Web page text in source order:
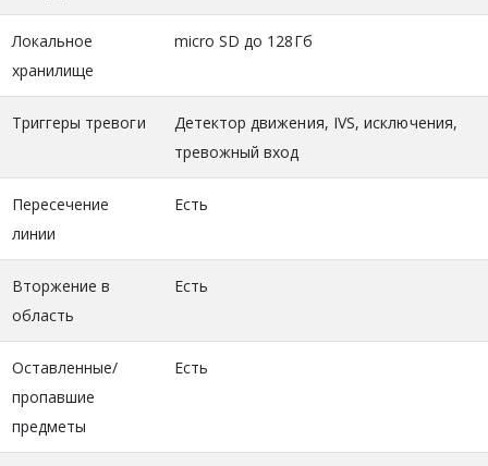
Локальное
хранилище
micro SD до 128Гб
Триггеры тревоги
Детектор движения, IVS, исключения,
тревожный вход
Пересечение
линии
Есть
Вторжение в
область
Есть
Оставленные/
пропавшие
предметы
Есть